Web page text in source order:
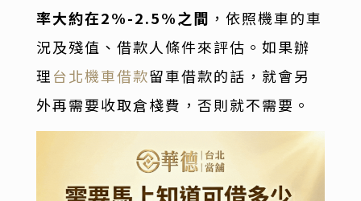
率大約在2%-2.5%之間 ，依照機車的車
況及殘值、借款人條件來評估。如果辦
理台北機車借款留車借款的話，就會另
外再需要收取倉棧費，否則就不需要。